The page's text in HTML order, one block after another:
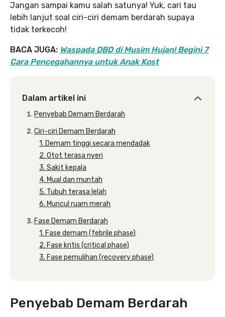
Jangan sampai kamu salah satunya! Yuk, cari tau
lebih lanjut soal ciri-ciri demam berdarah supaya
tidak terkecoh!
BACA JUGA: Waspada DBD di Musim Hujan! Begini 7
Cara Pencegahannya untuk Anak Kost
Dalam artikel ini
Penyebab Demam Berdarah
Ciri-ciri Demam Berdarah
1. Demam tinggi secara mendadak
2. Otot terasa nyeri
3. Sakit kepala
4. Mual dan muntah
5. Tubuh terasa lelah
6. Muncul ruam merah
Fase Demam Berdarah
1. Fase demam (febrile phase)
2. Fase kritis (critical phase)
3. Fase pemulihan (recovery phase)
Penyebab Demam Berdarah